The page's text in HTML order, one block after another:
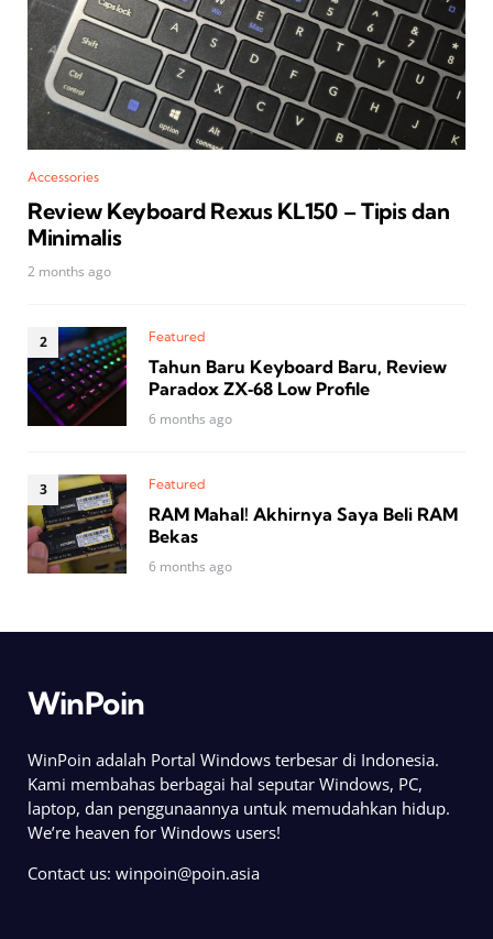
Accessories
Review Keyboard Rexus KL150 – Tipis dan
Minimalis
2 months ago
Featured
Tahun Baru Keyboard Baru, Review
Paradox ZX‑68 Low Profile
6 months ago
Featured
RAM Mahal! Akhirnya Saya Beli RAM
Bekas
6 months ago
WinPoin
WinPoin adalah Portal Windows terbesar di Indonesia.
Kami membahas berbagai hal seputar Windows, PC,
laptop, dan penggunaannya untuk memudahkan hidup.
We’re heaven for Windows users!
Contact us: winpoin@poin.asia